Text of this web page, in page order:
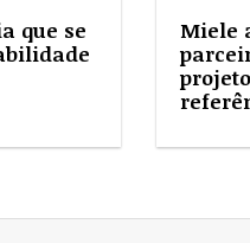
que se
Miele